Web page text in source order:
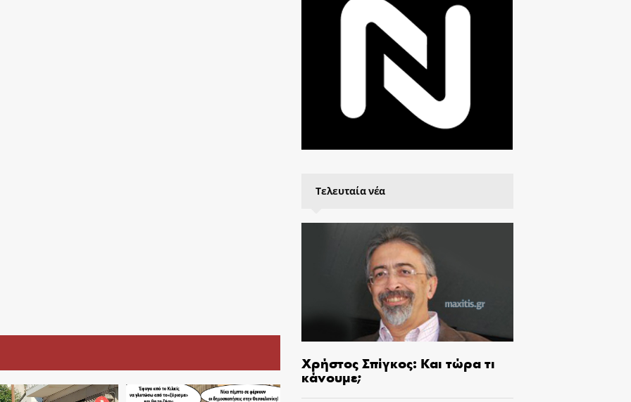
Τελευταία νέα
Χρήστος Σπίγκος: Και τώρα τι
κάνουμε;